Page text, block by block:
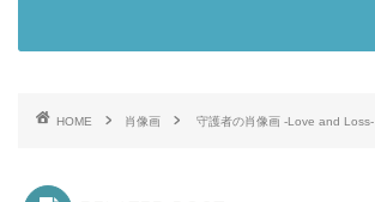
HOME 肖像画 守護者の肖像画 -Love and Loss-